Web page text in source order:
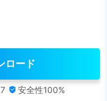
ロード
 安全性100%